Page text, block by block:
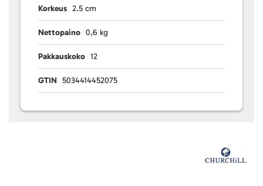
Korkeus 2.5 cm
Nettopaino 0,6 kg
Pakkauskoko 12
GTIN 5034414452075